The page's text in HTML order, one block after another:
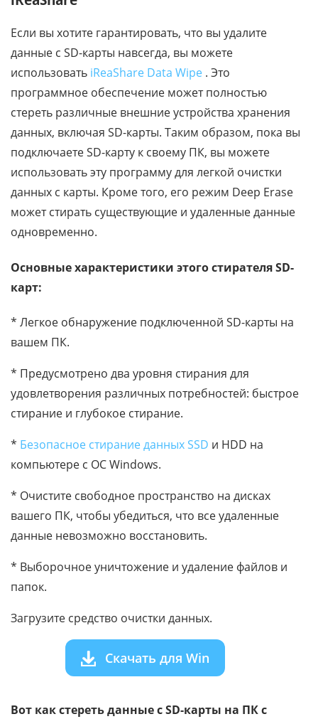
Если вы хотите гарантировать, что вы удалите
данные с SD-карты навсегда, вы можете
использовать iReaShare Data Wipe . Это
программное обеспечение может полностью
стереть различные внешние устройства хранения
данных, включая SD-карты. Таким образом, пока вы
подключаете SD-карту к своему ПК, вы можете
использовать эту программу для легкой очистки
данных с карты. Кроме того, его режим Deep Erase
может стирать существующие и удаленные данные
одновременно.
Основные характеристики этого стирателя SD-
карт:
* Легкое обнаружение подключенной SD-карты на
вашем ПК.
* Предусмотрено два уровня стирания для
удовлетворения различных потребностей: быстрое
стирание и глубокое стирание.
* Безопасное стирание данных SSD и HDD на
компьютере с ОС Windows.
* Очистите свободное пространство на дисках
вашего ПК, чтобы убедиться, что все удаленные
данные невозможно восстановить.
* Выборочное уничтожение и удаление файлов и
папок.
Загрузите средство очистки данных.
Скачать для Win
Вот как стереть данные с SD-карты на ПК с